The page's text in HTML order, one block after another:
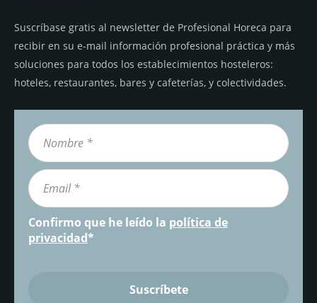
Suscríbase gratis al newsletter de Profesional Horeca para
recibir en su e-mail información profesional práctica y más
soluciones para todos los establecimientos hosteleros:
hoteles, restaurantes, bares y cafeterías, y colectividades.
Confirmo que he leído la política de
privacidad*